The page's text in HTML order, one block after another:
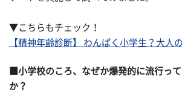
▼こちらもチェック！
【精神年齢診断】 わんぱく小学生？大人
■小学校のころ、なぜか爆発的に流行っ
か？